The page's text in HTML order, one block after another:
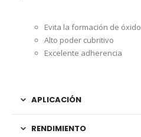
Evita la formación de óxido
Alto poder cubritivo
Excelente adherencia
APLICACIÓN
RENDIMIENTO